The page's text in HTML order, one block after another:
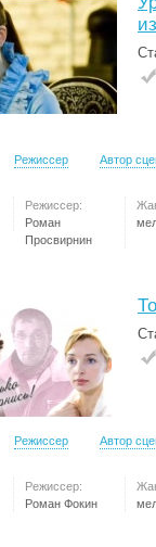
Режиссер Автор
Режиссер:
Роман
Просвирнин
Режиссер Автор
Режиссер:
Роман Фокин